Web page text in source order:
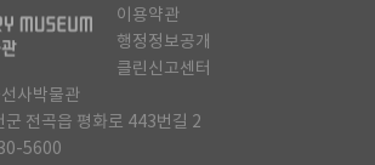
이용약관
행정정보공개
클린신고센터
사박물관
전곡읍 평화로 443번길 2
5600